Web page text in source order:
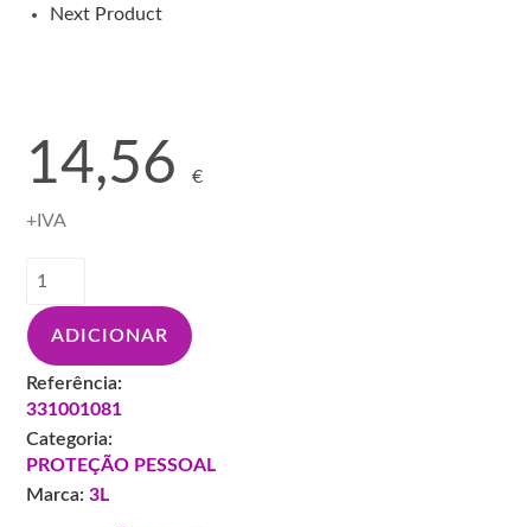
Next Product
14,56€
+IVA
LUVA
3L
UNIBLACK
2200
100UN
ADICIONAR
Referência:
331001081
Categoria:
PROTEÇÃO PESSOAL
Marca: 3L